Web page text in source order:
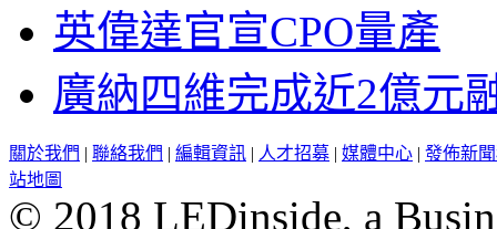
英偉達官宣CPO量產
廣納四維完成近2億元
關於我們 | 聯絡我們 | 編輯資訊 | 人才招募 | 媒體中心 | 發佈新
站地圖
© 2018 LEDinside, a